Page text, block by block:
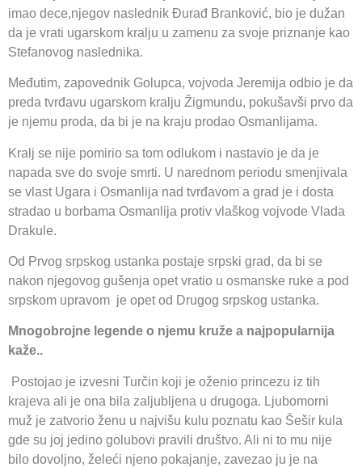
imao dece,njegov naslednik Đurađ Branković, bio je dužan
da je vrati ugarskom kralju u zamenu za svoje priznanje kao
Stefanovog naslednika.
Međutim, zapovednik Golupca, vojvoda Jeremija odbio je da
preda tvrđavu ugarskom kralju Žigmundu, pokušavši prvo da
je njemu proda, da bi je na kraju prodao Osmanlijama.
Kralj se nije pomirio sa tom odlukom i nastavio je da je
napada sve do svoje smrti. U narednom periodu smenjivala
se vlast Ugara i Osmanlija nad tvrđavom a grad je i dosta
stradao u borbama Osmanlija protiv vlaškog vojvode Vlada
Drakule.
Od Prvog srpskog ustanka postaje srpski grad, da bi se
nakon njegovog gušenja opet vratio u osmanske ruke a pod
srpskom upravom je opet od Drugog srpskog ustanka.
Mnogobrojne legende o njemu kruže a najpopularnija
kaže..
Postojao je izvesni Turčin koji je oženio princezu iz tih
krajeva ali je ona bila zaljubljena u drugoga. Ljubomorni
muž je zatvorio ženu u najvišu kulu poznatu kao Šešir kula
gde su joj jedino golubovi pravili društvo. Ali ni to mu nije
bilo dovoljno, želeći njeno pokajanje, zavezao ju je na